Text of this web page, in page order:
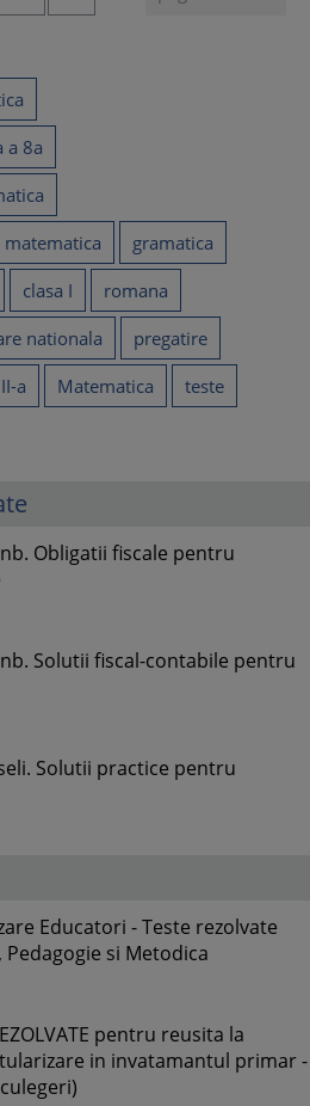
a 8a
gramatica
clasa I
romana
nationala
pregatire
a Matematica
teste
Obligatii fiscale pentru
Solutii fiscal-contabile pentru
Solutii practice pentru
Educatori - Teste rezolvate
si Metodica
pentru reusita la
in invatamantul primar -